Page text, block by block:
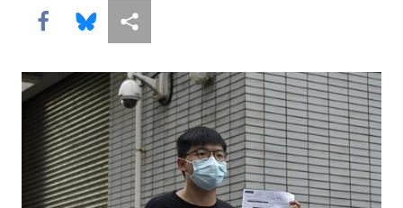
Share this via Facebook
Share this via Bluesky
More sharing options